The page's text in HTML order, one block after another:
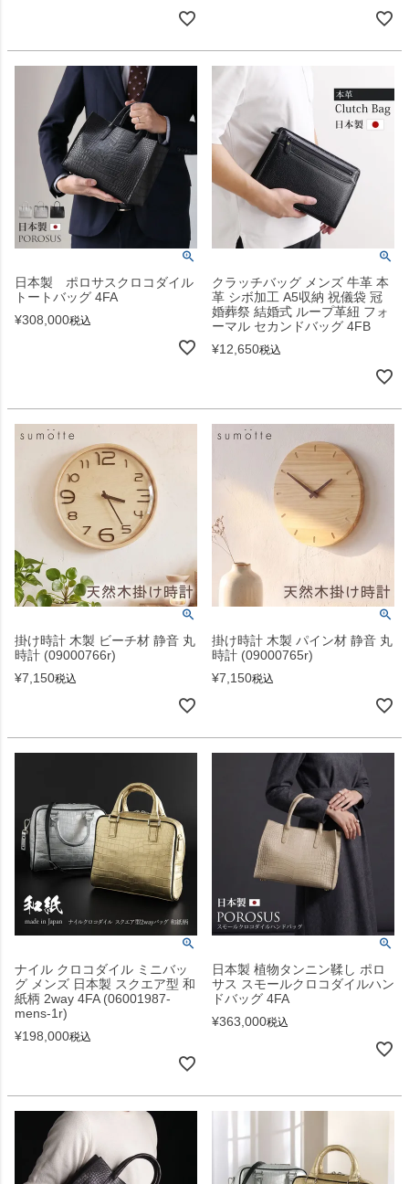
日本製 ポロサスクロコダイル
トートバッグ 4FA
¥308,000税込
クラッチバッグ メンズ 牛革 本
革 シボ加工 A5収納 祝儀袋 冠
婚葬祭 結婚式 ループ革紐 フォ
ーマル セカンドバッグ 4FB
¥12,650税込
掛け時計 木製 ビーチ材 静音 丸
時計 (09000766r)
¥7,150税込
掛け時計 木製 パイン材 静音 丸
時計 (09000765r)
¥7,150税込
ナイル クロコダイル ミニバッ
グ メンズ 日本製 スクエア型 和
紙柄 2way 4FA (06001987-
mens-1r)
¥198,000税込
日本製 植物タンニン鞣し ポロ
サス スモールクロコダイルハン
ドバッグ 4FA
¥363,000税込